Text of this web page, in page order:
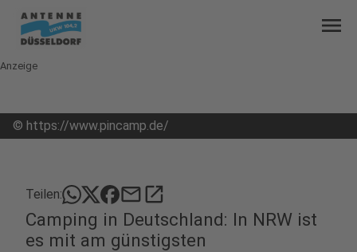
menu
Anzeige
© https://www.pincamp.de/
Teilen: mailopen_in_new
Camping in Deutschland: In NRW ist
es mit am günstigsten